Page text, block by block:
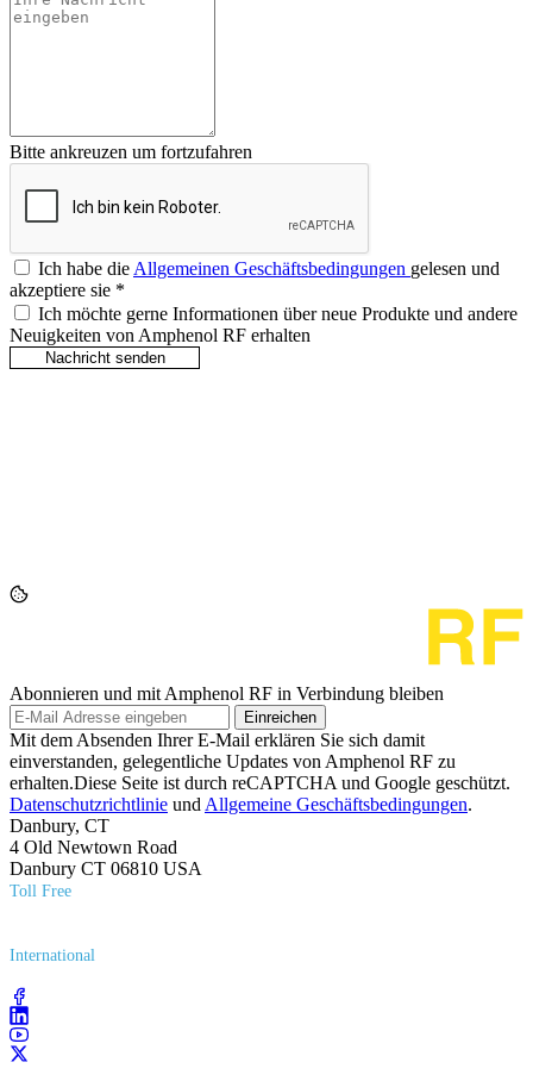
Bitte ankreuzen um fortzufahren
Ich habe dieAllgemeinen Geschäftsbedingungen gelesen und
akzeptiere sie *
Ich möchte gerne Informationen über neue Produkte und andere
Neuigkeiten von Amphenol RF erhalten
Abonnieren und mit Amphenol RF in Verbindung bleiben
Einreichen
Mit dem Absenden Ihrer E-Mail erklären Sie sich damit
einverstanden, gelegentliche Updates von Amphenol RF zu
erhalten.Diese Seite ist durch reCAPTCHA und Google geschützt.
Datenschutzrichtlinie und Allgemeine Geschäftsbedingungen.
Danbury, CT
4 Old Newtown Road
Danbury CT 06810 USA
Toll Free
International